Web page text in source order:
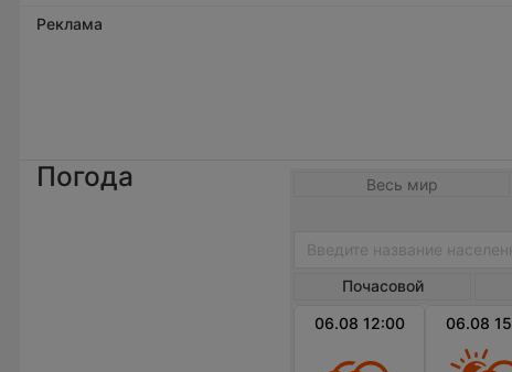
Реклама
Погода Весь мир
Почасовой
06.08 12:00
06.08